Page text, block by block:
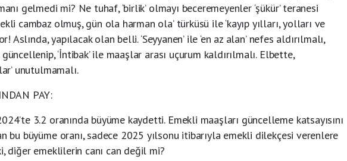
gelmedi mi? Ne tuhaf, ‘birlik’ olmayı beceremeyenler ‘şükür’ teranesi
cambaz olmuş, gün ola harman ola’ türküsü ile ‘kayıp yılları, yolları ve
Aslında, yapılacak olan belli. ‘Seyyanen’ ile ‘en az alan’ nefes aldırılmalı,
‘İntibak’ ile maaşlar arası uçurum kaldırılmalı. Elbette,
unutulmamalı.
PAY:
3.2 oranında büyüme kaydetti. Emekli maaşları güncelleme katsayısını
bu büyüme oranı, sadece 2025 yılsonu itibarıyla emekli dilekçesi verenlere
diğer emeklilerin canı can değil mi?